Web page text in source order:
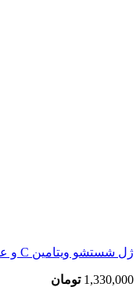
ژل شستشو ویتامین C و عصاره گریپ فروت صورتی پیرکاردین
1,330,000 تومان